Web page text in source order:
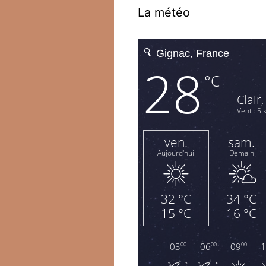
La météo